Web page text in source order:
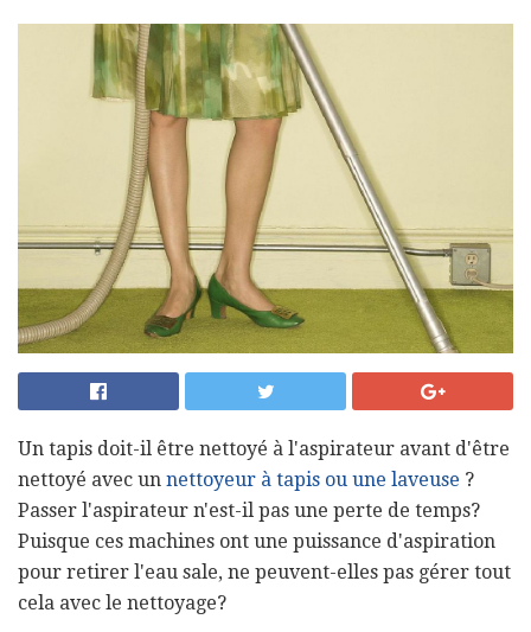
Un tapis doit-il être nettoyé à l'aspirateur avant d'être
nettoyé avec un nettoyeur à tapis ou une laveuse ?
Passer l'aspirateur n'est-il pas une perte de temps?
Puisque ces machines ont une puissance d'aspiration
pour retirer l'eau sale, ne peuvent-elles pas gérer tout
cela avec le nettoyage?